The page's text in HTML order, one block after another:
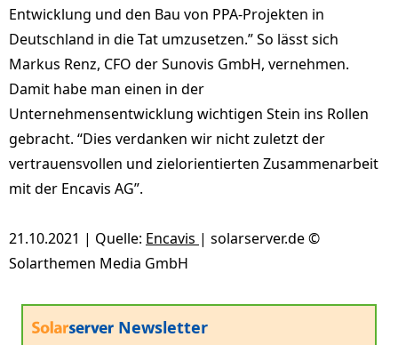
Entwicklung und den Bau von PPA-Projekten in
Deutschland in die Tat umzusetzen.” So lässt sich
Markus Renz, CFO der Sunovis GmbH, vernehmen.
Damit habe man einen in der
Unternehmensentwicklung wichtigen Stein ins Rollen
gebracht. “Dies verdanken wir nicht zuletzt der
vertrauensvollen und zielorientierten Zusammenarbeit
mit der Encavis AG”.
21.10.2021 | Quelle: Encavis | solarserver.de ©
Solarthemen Media GmbH
Newsletter